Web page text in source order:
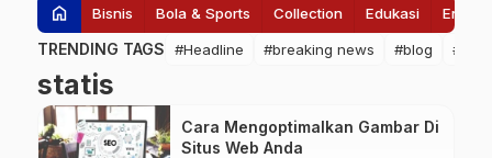
home Bisnis Bola & Sports Collection Edukasi
TRENDING TAGS #Headline #breaking news #blog
statis
Cara Mengoptimalkan Gambar Di
Situs Web Anda